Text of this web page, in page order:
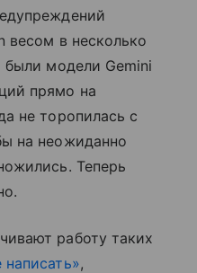
весом в несколько
были модели Gemini
прямо на
не торопилась с
на неожиданно
Теперь
работу таких
,